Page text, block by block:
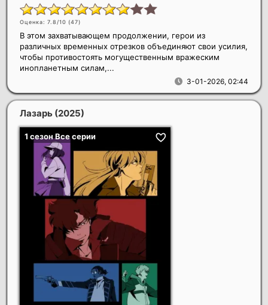
Оценка: 7.8/10 (47)
3-01-2026, 02:44
В этом захватывающем продолжении, герои из
различных временных отрезков объединяют свои усилия,
чтобы противостоять могущественным вражеским
инопланетным силам,...
Лазарь (2025)